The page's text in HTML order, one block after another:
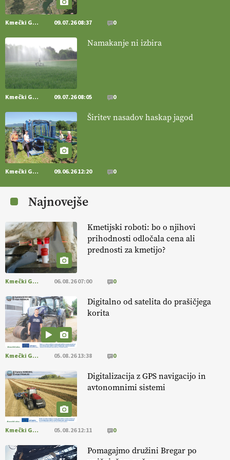
@EUAgri #IMCAP #CAP https://t.co/Bf31lnQSIb
[EKOloško = LOGIČNO
Poleti pridelek rešujejo zdrava tla in
VEČ
https://t.co/qmMX2yevum @EUAgri #IMCAP #CAP
https://t.co/dDwsipE645
[EKOloško = LOGIČNO ] Mulčer
– naravna pot do zdravih tal
. VEČ
https://t.co/J7RkeaYpYu @EUAgri #IMCAP #CAP
https://t.co/RVG0FzcQN6
varnost,
okolje in kakovost življenja. VEČ
https://t.co/K0USFPJ5fJ @EUAgri #IMCAP #CAP
https://t.co/vcHhoOixHy
14.07.2026
[EKOloško = LOGIČNO ]
Danes ni pomembna le količina hrane,
ampak tudi način njene pridelave
@EUAgri #imcap #cap #blog https://t.co/2sllAmcKwG
[EKOloško = LOGIČNO
prilagojene sorte
so temelj uspešne ekološke pridelave.
https://t.co/OQSsax7l8V @EUAgri #IMCAP #CAP
https://t.co/PAL0zlhVia
[EKOloško = LOGIČNO
aronije
v dobrem desetletju zrasla v uspešno kmetijsko in
podjetniško zgodbo.
#IMCAP #CAP https://t.co/xp1oihBDaJ
Kmečki Glas 09.07.26 08:37 0
Namakanje ni izbira
Kmečki Glas 09.07.26 08:05 0
Širitev nasadov haskap jagod
Kmečki Glas 09.06.26 12:20 0
Najnovejše
Kmetijski roboti: bo o njihovi
prihodnosti odločala cena ali
prednosti za kmetijo?
Kmečki Glas 06.08.26 07:00 0
Digitalno od satelita do prašičjega
korita
Kmečki Glas 05.08.26 13:38 0
Digitalizacija z GPS navigacijo in
avtonomnimi sistemi
Kmečki Glas 05.08.26 12:11 0
Pomagajmo družini Bregar po